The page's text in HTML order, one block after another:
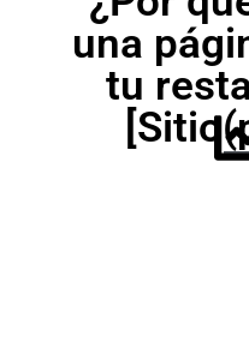
una
tu